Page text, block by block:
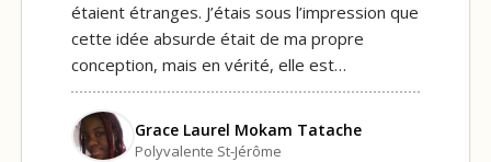
étaient étranges. J’étais sous l’impression que
cette idée absurde était de ma propre
conception, mais en vérité, elle est…
Grace Laurel Mokam Tatache
Polyvalente St-Jérôme